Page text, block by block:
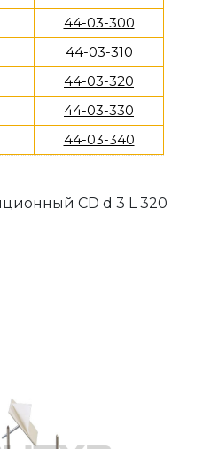
44-03-300
44-03-310
44-03-320
44-03-330
44-03-340
CD d 3 L 320